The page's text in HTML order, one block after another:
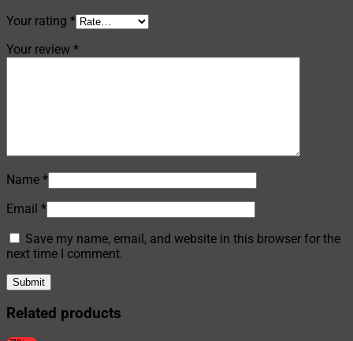
Your rating *
Your review *
Name *
Email *
Save my name, email, and website in this browser for the
next time I comment.
Related products